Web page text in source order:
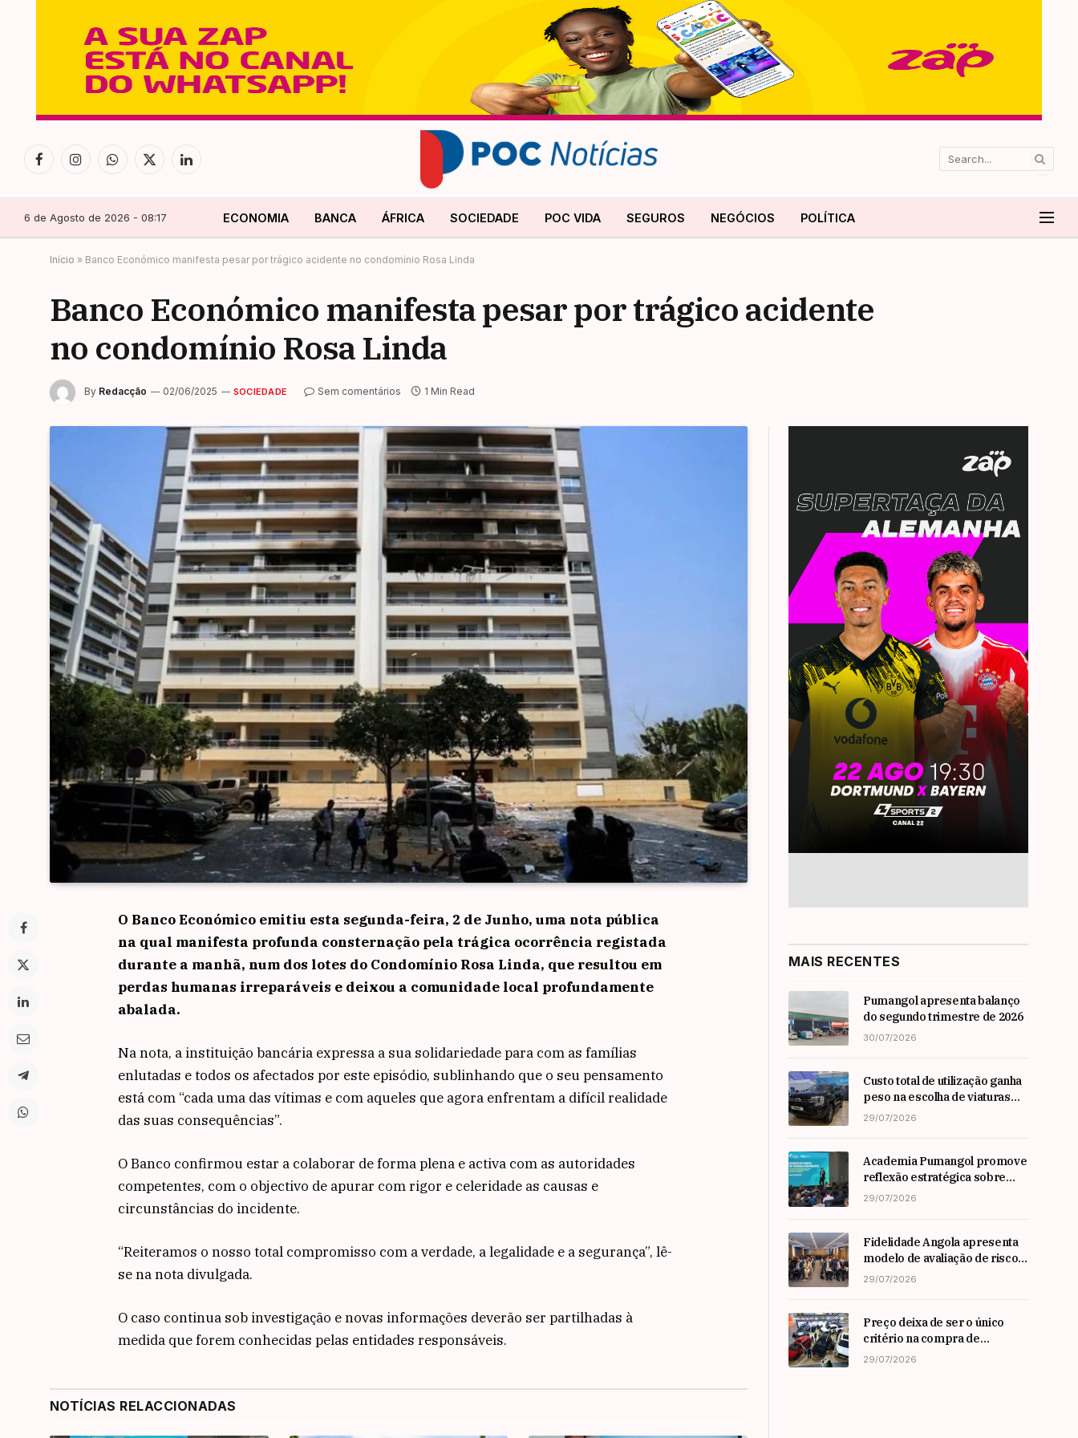
FacebookInstagramWhatsApp
X
LinkedIn
6 de Agosto de 2026 - 08:17 ECONOMIA BANCA ÁFRICA SOCIEDADE POC VIDA SEGUROS NEGÓCIOS POLÍTICA
Início » Banco Económico manifesta pesar por trágico acidente no condomínio Rosa Linda
Banco Económico manifesta pesar por trágico acidente
no condomínio Rosa Linda
By Redacção 02/06/2025 SOCIEDADE Sem comentários 1 Min Read
O Banco Económico emitiu esta segunda-feira, 2 de Junho, uma nota pública
na qual manifesta profunda consternação pela trágica ocorrência registada
durante a manhã, num dos lotes do Condomínio Rosa Linda, que resultou em
perdas humanas irreparáveis e deixou a comunidade local profundamente
abalada.
Na nota, a instituição bancária expressa a sua solidariedade para com as famílias
enlutadas e todos os afectados por este episódio, sublinhando que o seu pensamento
está com “cada uma das vítimas e com aqueles que agora enfrentam a difícil realidade
das suas consequências”.
O Banco confirmou estar a colaborar de forma plena e activa com as autoridades
competentes, com o objectivo de apurar com rigor e celeridade as causas e
circunstâncias do incidente.
“Reiteramos o nosso total compromisso com a verdade, a legalidade e a segurança”, lê-
se na nota divulgada.
O caso continua sob investigação e novas informações deverão ser partilhadas à
medida que forem conhecidas pelas entidades responsáveis.
NOTÍCIAS RELACCIONADAS
MAIS RECENTES
Pumangol apresenta balanço
do segundo trimestre de 2026
30/07/2026
Custo total de utilização ganha
peso na escolha de viaturas
em angola
29/07/2026
Academia Pumangol promove
reflexão estratégica sobre
liderança e inovação com
29/07/2026
Fidelidade Angola apresenta
modelo de avaliação de risco
em Workshop da ARSEG
29/07/2026
Preço deixa de ser o único
critério na compra de
automóveis em angola
29/07/2026